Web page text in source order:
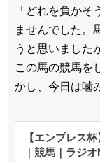
「どれを負か
ませんでした。
うと思いました
この馬の競馬を
かし、今日は噛